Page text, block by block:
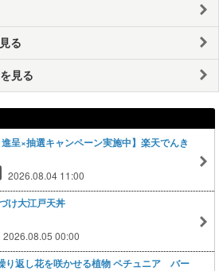
る
見る
進呈×抽選キャンペーン実施中】楽天でんき
2026.08.04 11:00
け大江戸天丼
2026.08.05 00:00
り返し花を咲かせる植物 ペチュニア バー